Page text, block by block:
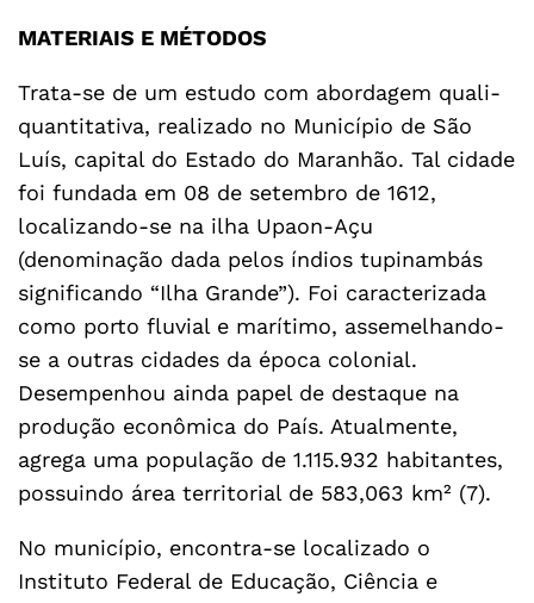
MATERIAIS E MÉTODOS
Trata-se de um estudo com abordagem quali-
quantitativa, realizado no Município de São
Luís, capital do Estado do Maranhão. Tal cidade
foi fundada em 08 de setembro de 1612,
localizando-se na ilha Upaon-Açu
(denominação dada pelos índios tupinambás
significando “Ilha Grande”). Foi caracterizada
como porto fluvial e marítimo, assemelhando-
se a outras cidades da época colonial.
Desempenhou ainda papel de destaque na
produção econômica do País. Atualmente,
agrega uma população de 1.115.932 habitantes,
possuindo área territorial de 583,063 km² (7).
No município, encontra-se localizado o
Instituto Federal de Educação, Ciência e